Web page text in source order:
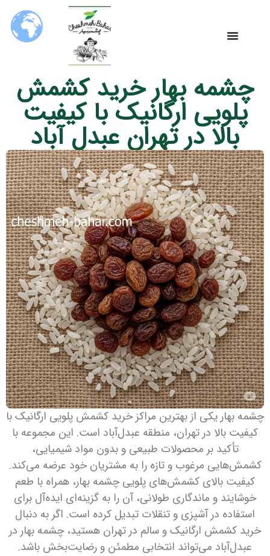
چشمه بهار خرید کشمش
پلویی ارگانیک با کیفیت
بالا در تهران عبدل‌ آباد
چشمه بهار یکی از بهترین مراکز خرید کشمش پلویی ارگانیک با
کیفیت بالا در تهران، منطقه عبدل‌آباد است. این مجموعه با
تأکید بر محصولات طبیعی و بدون مواد شیمیایی،
کشمش‌هایی مرغوب و تازه را به مشتریان خود عرضه می‌کند.
کیفیت بالای کشمش‌های پلویی چشمه بهار، همراه با طعم
خوشایند و ماندگاری طولانی، آن را به گزینه‌ای ایده‌آل برای
استفاده در آشپزی و تنقلات تبدیل کرده است. اگر به دنبال
خرید کشمش ارگانیک و سالم در تهران هستید، چشمه بهار در
عبدل‌آباد می‌تواند انتخابی مطمئن و رضایت‌بخش باشد.